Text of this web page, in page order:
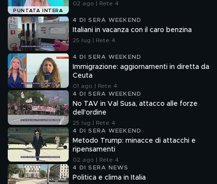
PUNTATA INTERA
02 ago | Rete 4
4 DI SERA WEEKEND
Italiani in vacanza con il caro benzina
25 lug | Rete 4
4 DI SERA WEEKEND
Immigrazione: aggiornamenti in diretta da
Ceuta
01 ago | Rete 4
4 DI SERA WEEKEND
No TAV in Val Susa, attacco alle forze
dell'ordine
25 lug | Rete 4
4 DI SERA WEEKEND
Metodo Trump: minacce di attacchi e
ripensamenti
02 ago | Rete 4
4 DI SERA NEWS
Politica e clima in Italia